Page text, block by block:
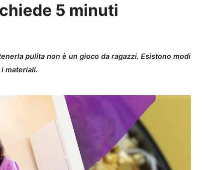
5 minuti
pulita non è un gioco da ragazzi. Esistono modi
materiali.